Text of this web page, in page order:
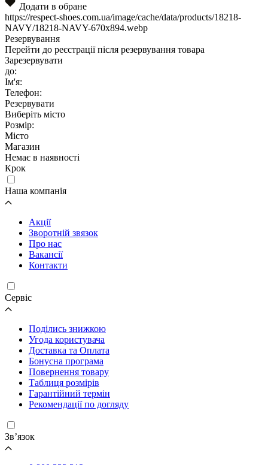
Додати в обране
https://respect-shoes.com.ua/image/cache/data/products/18218-
NAVY/18218-NAVY-670x894.webp
Резервування
Перейти до реєстрації після резервування товара
Зарезервувати
до:
Ім'я:
Телефон:
Резервувати
Виберіть місто
Розмір:
Місто
Магазин
Немає в наявності
Крок
Наша компанія
Акції
Зворотній звязок
Про нас
Вакансії
Контакти
Cервіс
Поділись знижкою
Угода користувача
Доставка та Оплата
Бонусна програма
Повернення товару
Таблиця розмірів
Гарантійний термін
Рекомендації по догляду
Зв’язок